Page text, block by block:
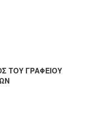
ΓΡΑΦΕΙΟΥ